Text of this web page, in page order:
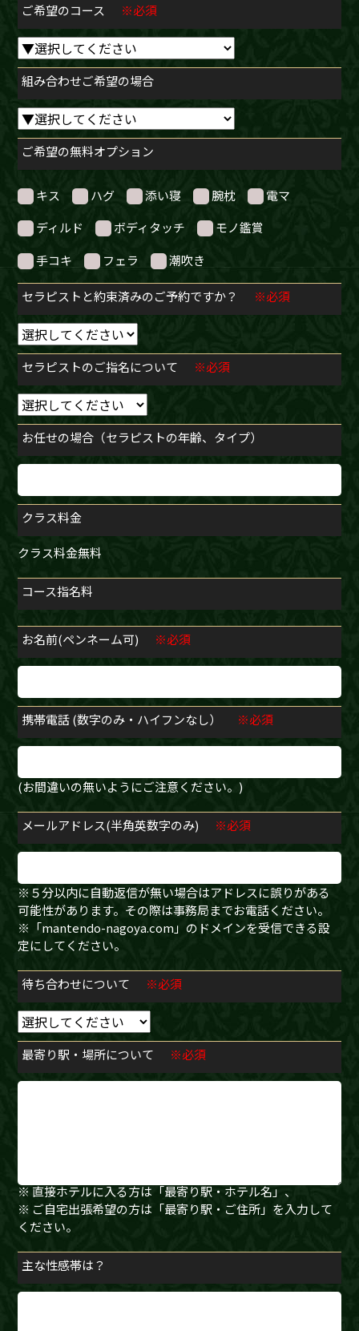
ご希望のコース ※必須
組み合わせご希望の場合
ご希望の無料オプション
キス ハグ 添い寝 腕枕
電マ
ディルド
ボディタッチ
モノ鑑賞
手コキ
フェラ 潮吹き
セラピストと約束済みのご予約ですか？ ※必須
セラピストのご指名について ※必須
お任せの場合（セラピストの年齢、タイプ）
クラス料金
クラス料金無料
コース指名料
お名前(ペンネーム可) ※必須
携帯電話 (数字のみ・ハイフンなし） ※必須
(お間違いの無いようにご注意ください。)
メールアドレス(半角英数字のみ) ※必須
※５分以内に自動返信が無い場合はアドレスに誤りがある
可能性があります。その際は事務局までお電話ください。
※「mantendo-nagoya.com」のドメインを受信できる設
定にしてください。
待ち合わせについて ※必須
最寄り駅・場所について ※必須
※ 直接ホテルに入る方は「最寄り駅・ホテル名」、
※ ご自宅出張希望の方は「最寄り駅・ご住所」を入力して
ください。
主な性感帯は？